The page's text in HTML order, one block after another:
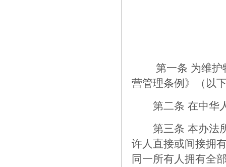
第一条 为维护特
营管理条例》（以
第二条 在中华人
第三条 本办法所
许人直接或间接拥
同一所有人拥有全